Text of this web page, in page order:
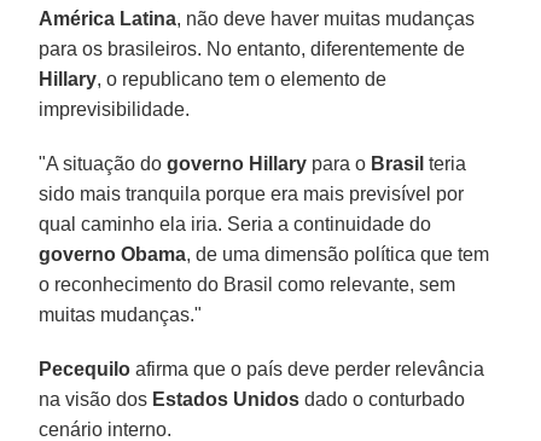
América Latina, não deve haver muitas mudanças
para os brasileiros. No entanto, diferentemente de
Hillary, o republicano tem o elemento de
imprevisibilidade.
"A situação do governo Hillary para o Brasil teria
sido mais tranquila porque era mais previsível por
qual caminho ela iria. Seria a continuidade do
governo Obama, de uma dimensão política que tem
o reconhecimento do Brasil como relevante, sem
muitas mudanças."
Pecequilo afirma que o país deve perder relevância
na visão dos Estados Unidos dado o conturbado
cenário interno.